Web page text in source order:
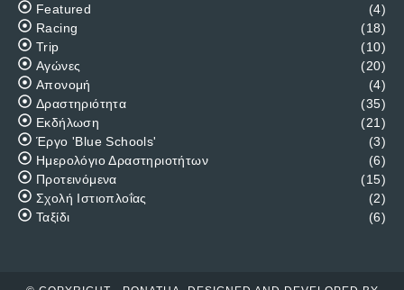
Featured
(4)
Racing
(18)
Trip
(10)
Αγώνες
(20)
Απονομή
(4)
Δραστηριότητα
(35)
Εκδήλωση
(21)
Έργο 'Blue Schools'
(3)
Ημερολόγιο Δραστηριοτήτων
(6)
Προτεινόμενα
(15)
Σχολή Ιστιοπλοΐας
(2)
Ταξίδι
(6)